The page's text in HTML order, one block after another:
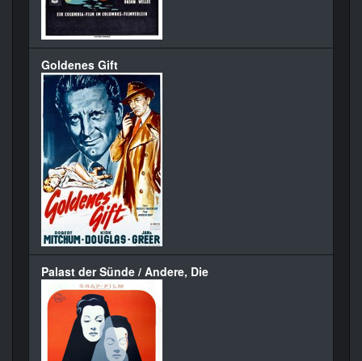
Goldenes Gift
Palast der Sünde / Andere, Die